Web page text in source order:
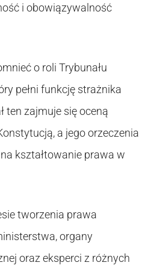
i obowiązywalność
o roli Trybunału
pełni funkcję strażnika
ten zajmuje się oceną
a jego orzeczenia
kształtowanie prawa w
tworzenia prawa
organy
oraz eksperci z różnych